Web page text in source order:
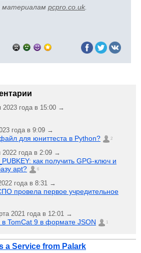
материалам pcpro.co.uk
2023 года в 15:00 →
года в 9:09 →
для юниттеста в Python? 2
2022 года в 2:09 →
как получить GPG-ключ и
apt?
6
года в 8:31 →
провела первое учредительное
2021 года в 12:01 →
TomCat 9 в формате JSON 1
a Service from Palark